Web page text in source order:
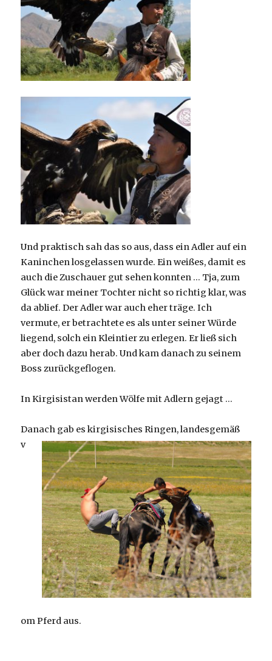
Und praktisch sah das so aus, dass ein Adler auf ein
Kaninchen losgelassen wurde. Ein weißes, damit es
auch die Zuschauer gut sehen konnten … Tja, zum
Glück war meiner Tochter nicht so richtig klar, was
da ablief. Der Adler war auch eher träge. Ich
vermute, er betrachtete es als unter seiner Würde
liegend, solch ein Kleintier zu erlegen. Er ließ sich
aber doch dazu herab. Und kam danach zu seinem
Boss zurückgeflogen.
In Kirgisistan werden Wölfe mit Adlern gejagt …
Danach gab es kirgisisches Ringen,landesgemäß
v
om Pferd aus.